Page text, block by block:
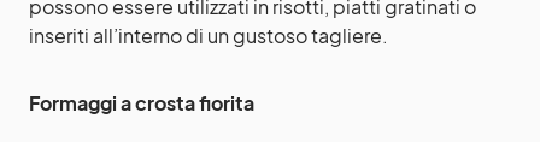
possono essere utilizzati in risotti, piatti gratinati o
inseriti all’interno di un gustoso tagliere.
Formaggi a crosta fiorita